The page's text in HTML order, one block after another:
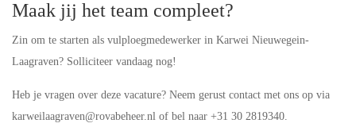
Maak jij het team compleet?
Zin om te starten als vulploegmedewerker in Karwei Nieuwegein-
Laagraven? Solliciteer vandaag nog!
Heb je vragen over deze vacature? Neem gerust contact met ons op via
karweilaagraven@rovabeheer.nl of bel naar +31 30 2819340.